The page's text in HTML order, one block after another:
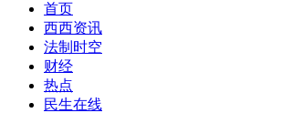
首页
西西资讯
法制时空
财经
热点
民生在线